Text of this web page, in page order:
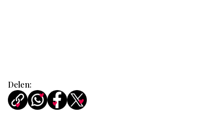
Delen: